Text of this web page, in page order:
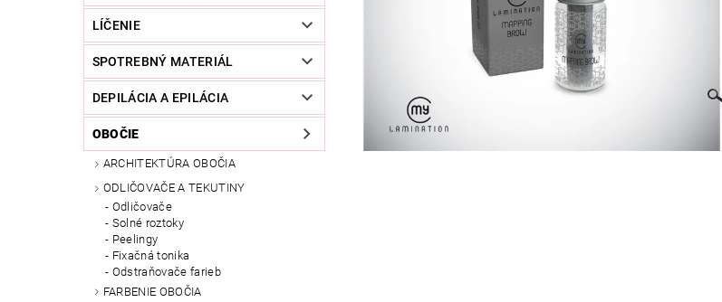
LÍČENIE
SPOTREBNÝ MATERIÁL
DEPILÁCIA A EPILÁCIA
OBOČIE
ARCHITEKTÚRA OBOČIA
ODLIČOVAČE A TEKUTINY
Odličovače
Solné roztoky
Peelingy
Fixačná tonika
Odstraňovače farieb
FARBENIE OBOČIA